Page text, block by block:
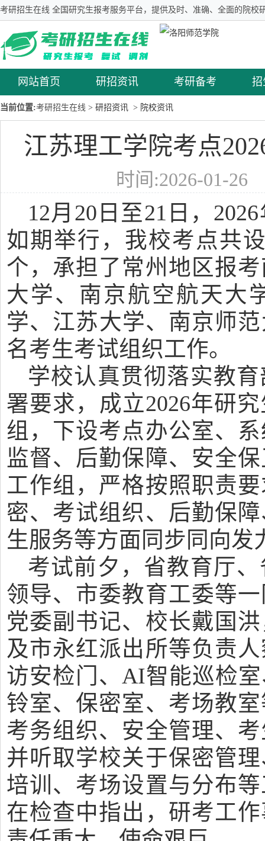
考研招生在线 全国研究生报考服务平台，提供及时、准确、全面的院校
网站首页 研招资讯 考研备考 招
当前位置:考研招生在线 > 研招资讯 > 院校资讯
江苏理工学院考点
时间:2026-01-
12月20日至21日，
如期举行，我校考点共
个，承担了常州地区报
大学、南京航空航天大
学、江苏大学、南京师
名考生考试组织工作。
学校认真贯彻落实教
署要求，成立2026年研
组，下设考点办公室、
监督、后勤保障、安全
工作组，严格按照职责
密、考试组织、后勤保
生服务等方面同步同向发
考试前夕，省教育厅
领导、市委教育工委等
党委副书记、校长戴国
及市永红派出所等负责
访安检门、AI智能巡检
铃室、保密室、考场教
考务组织、安全管理、
并听取学校关于保密管
培训、考场设置与分布
在检查中指出，研考工